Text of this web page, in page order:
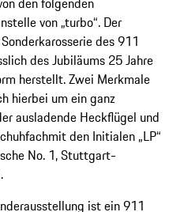
von „turbo“. Der
des 911
des Jubiläums 25 Jahre
herstellt. Zwei Merkmale
hierbei um ein ganz
ausladende Heckflügel und
den Initialen „LP“
No. 1, Stuttgart-
ist ein 911